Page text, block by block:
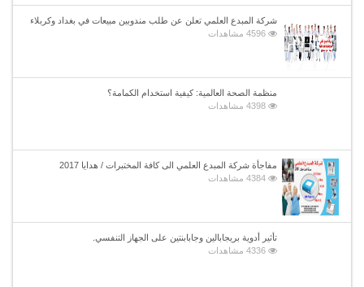
شركة المبدع العلمي تعلن عن طلب مندوبين مبيعات في بغداد وكربلاء
4596 مشاهدات
منظمة الصحة العالمية: كيفية استخدام الكمامة؟
4398 مشاهدات
مفاجأة شركة المبدع العلمي الى كافة المختبرات / هدايا 2017
4384 مشاهدات
تأثير أدوية بريجابالين وجابابنتين على الجهاز التنفسي.
4336 مشاهدات